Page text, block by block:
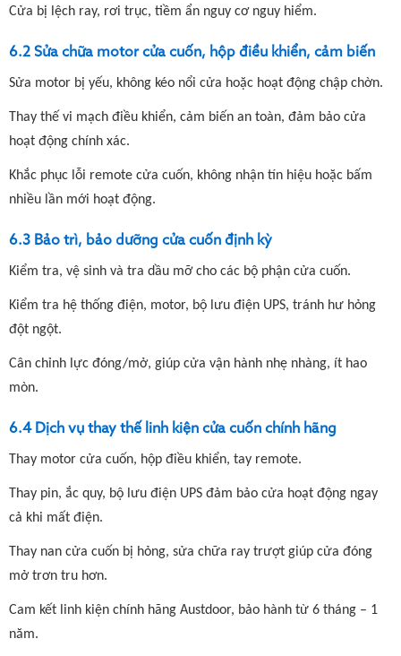
Cửa bị lệch ray, rơi trục, tiềm ẩn nguy cơ nguy hiểm.
6.2 Sửa chữa motor cửa cuốn, hộp điều khiển, cảm biến
Sửa motor bị yếu, không kéo nổi cửa hoặc hoạt động chập chờn.
Thay thế vi mạch điều khiển, cảm biến an toàn, đảm bảo cửa
hoạt động chính xác.
Khắc phục lỗi remote cửa cuốn, không nhận tín hiệu hoặc bấm
nhiều lần mới hoạt động.
6.3 Bảo trì, bảo dưỡng cửa cuốn định kỳ
Kiểm tra, vệ sinh và tra dầu mỡ cho các bộ phận cửa cuốn.
Kiểm tra hệ thống điện, motor, bộ lưu điện UPS, tránh hư hỏng
đột ngột.
Cân chỉnh lực đóng/mở, giúp cửa vận hành nhẹ nhàng, ít hao
mòn.
6.4 Dịch vụ thay thế linh kiện cửa cuốn chính hãng
Thay motor cửa cuốn, hộp điều khiển, tay remote.
Thay pin, ắc quy, bộ lưu điện UPS đảm bảo cửa hoạt động ngay
cả khi mất điện.
Thay nan cửa cuốn bị hỏng, sửa chữa ray trượt giúp cửa đóng
mở trơn tru hơn.
Cam kết linh kiện chính hãng Austdoor, bảo hành từ 6 tháng – 1
năm.